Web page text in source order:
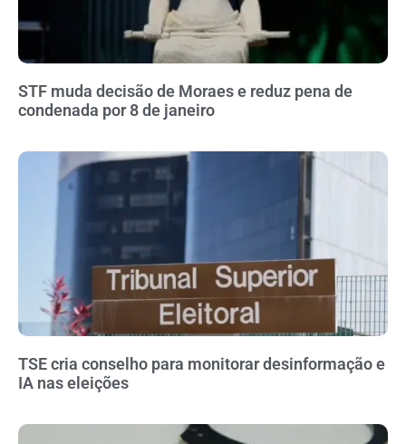
STF muda decisão de Moraes e reduz pena de
condenada por 8 de janeiro
TSE cria conselho para monitorar desinformação e
IA nas eleições